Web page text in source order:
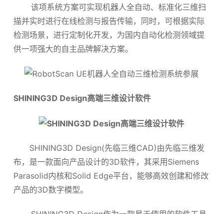
该项系统方案可实现机器人全自动、标准化三维扫
描并实时进行在线检测与报告传输，同时，可根据实际
检测场景，进行定制化开发，为国内自动化检测领域提
供一项强大的自主品牌解决方案。
SHINING3D Design高端三维设计软件
SHINING3D Design(先临三维CAD)由先临三维发
布，是一款面向产品设计的3D软件，其采用Siemens
Parasolid内核和Solid Edge平台，能够高效创建和修改
产品的3D数字模型。